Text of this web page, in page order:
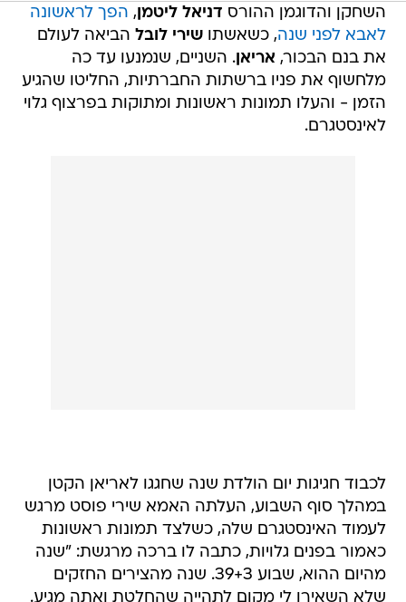
השחקן והדוגמן ההורס דניאל ליטמן, הפך לראשונה
לאבא לפני שנה, כשאשתושירי לובל הביאה לעולם
את בנם הבכור, אריאן. השניים, שנמנעו עד כה
מלחשוף את פניו ברשתות החברתיות, החליטו שהגיע
הזמן - והעלו תמונות ראשונות ומתוקות בפרצוף גלוי
לאינסטגרם.
לכבוד חגיגות יום הולדת שנה שחגגו לאריאן הקטן
במהלך סוף השבוע, העלתה האמא שירי פוסט מרגש
לעמוד האינסטגרם שלה, כשלצד תמונות ראשונות
כאמור בפנים גלויות, כתבה לו ברכה מרגשת: "שנה
מהיום ההוא, שבוע 39+3. שנה מהצירים החזקים
שלא השאירו לי מקום לתהייה שהחלטת ואתה מגיע.